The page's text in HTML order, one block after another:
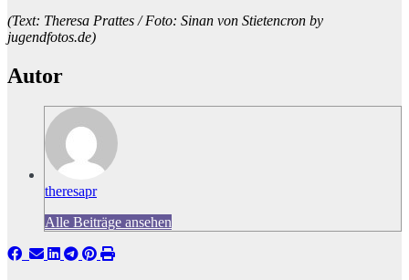
(Text: Theresa Prattes / Foto: Sinan von Stietencron by
jugendfotos.de)
Autor
theresapr
Alle Beiträge ansehen